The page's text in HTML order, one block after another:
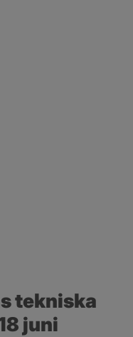
tekniska
juni